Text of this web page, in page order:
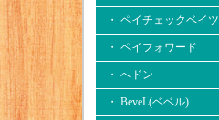
・ ペイチェックベイツ
・ ペイフォワード
・ へドン
・ BeveL(ベベル)